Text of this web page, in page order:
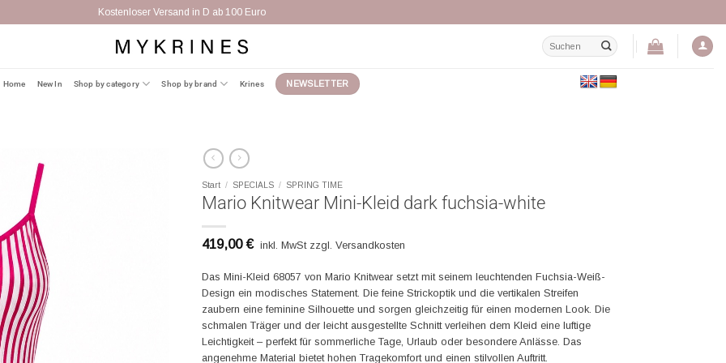
Kostenloser Versand in D ab 100 Euro
Suchen
nach:
Home New In Shop by category Shop by brand Krines NEWSLETTER
Start / SPECIALS / SPRING TIME
Mario Knitwear Mini-Kleid dark fuchsia-white
419,00€ inkl. MwSt zzgl. Versandkosten
Das Mini-Kleid 68057 von Mario Knitwear setzt mit seinem leuchtenden Fuchsia-Weiß-
Design ein modisches Statement. Die feine Strickoptik und die vertikalen Streifen
zaubern eine feminine Silhouette und sorgen gleichzeitig für einen modernen Look. Die
schmalen Träger und der leicht ausgestellte Schnitt verleihen dem Kleid eine luftige
Leichtigkeit – perfekt für sommerliche Tage, Urlaub oder besondere Anlässe. Das
angenehme Material bietet hohen Tragekomfort und einen stilvollen Auftritt.